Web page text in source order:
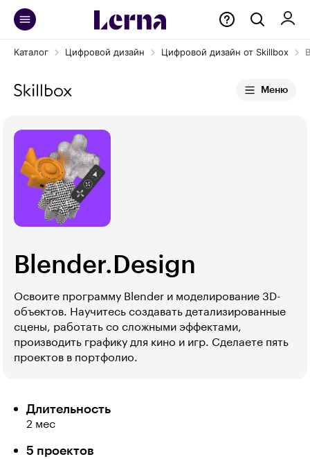
Каталог Цифровой дизайн Цифровой дизайн от Skillbox
Меню
Blender.Design
Освоите программу Blender и моделирование 3D-
объектов. Научитесь создавать детализированные
сцены, работать со сложными эффектами,
производить графику для кино и игр. Сделаете пять
проектов в портфолио.
Длительность
2 мес
5 проектов